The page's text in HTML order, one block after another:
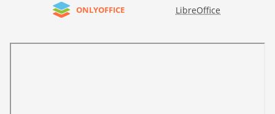
ONLYOFFICE LibreOffice